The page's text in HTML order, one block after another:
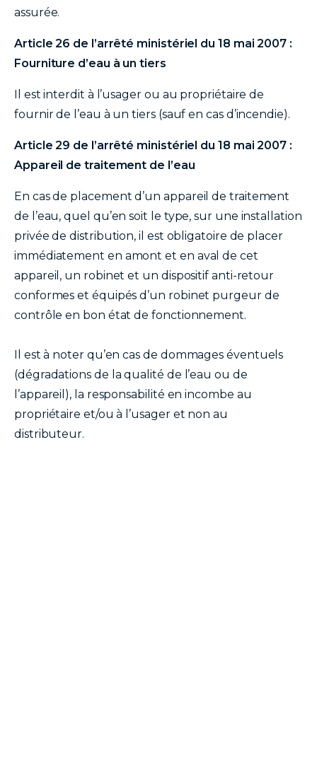
assurée.
Article 26 de l’arrêté ministériel du 18 mai 2007 :
Fourniture d’eau à un tiers
Il est interdit à l’usager ou au propriétaire de
fournir de l’eau à un tiers (sauf en cas d’incendie).
Article 29 de l’arrêté ministériel du 18 mai 2007 :
Appareil de traitement de l’eau
En cas de placement d’un appareil de traitement
de l’eau, quel qu’en soit le type, sur une installation
privée de distribution, il est obligatoire de placer
immédiatement en amont et en aval de cet
appareil, un robinet et un dispositif anti-retour
conformes et équipés d’un robinet purgeur de
contrôle en bon état de fonctionnement.
Il est à noter qu’en cas de dommages éventuels
(dégradations de la qualité de l’eau ou de
l’appareil), la responsabilité en incombe au
propriétaire et/ou à l’usager et non au
distributeur.